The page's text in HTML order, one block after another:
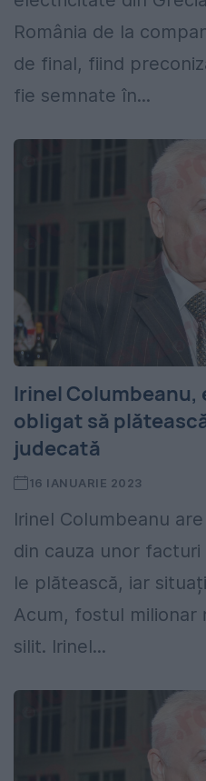
România de la
de final, fiind
fie semnate în...
Irinel
obligat să
judecată
16 IANUARIE 2023
Irinel Columbeanu
din cauza unor
le plătească, iar
Acum, fostul milionar
silit. Irinel...